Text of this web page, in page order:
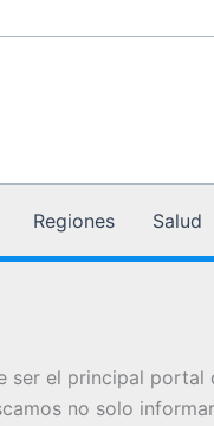
Regiones Salud
ser el principal
no solo